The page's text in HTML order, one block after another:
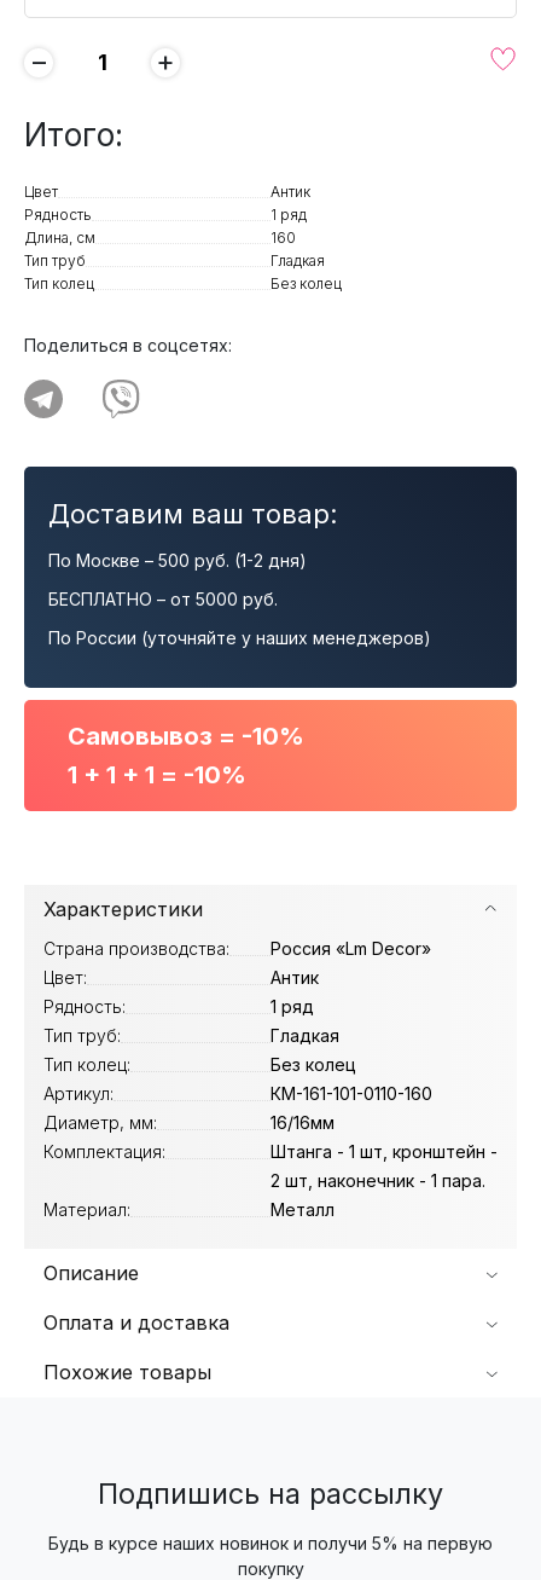
− +
Итого:
Цвет
Антик
Рядность
1 ряд
Длина, см
160
Тип труб
Гладкая
Тип колец
Без колец
Поделиться в соцсетях:
Доставим ваш товар:
По Москве – 500 руб. (1-2 дня)
БЕСПЛАТНО – от 5000 руб.
По России (уточняйте у наших менеджеров)
Самовывоз = -10%
1 + 1 + 1 = -10%
Характеристики
Страна производства:
Россия «Lm Decor»
Цвет:
Антик
Рядность:
1 ряд
Тип труб:
Гладкая
Тип колец:
Без колец
Артикул:
КМ-161-101-0110-160
Диаметр, мм:
16/16мм
Комплектация:
Штанга - 1 шт, кронштейн -
2 шт, наконечник - 1 пара.
Материал:
Металл
Описание
Оплата и доставка
Похожие товары
Подпишись на рассылку
Будь в курсе наших новинок и получи 5% на первую
покупку